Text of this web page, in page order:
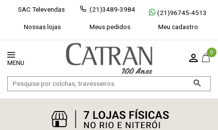
SAC Televendas (21)3489-3984
(21)96745-4513
Nossas lojas
Meus pedidos Meu cadastro
0